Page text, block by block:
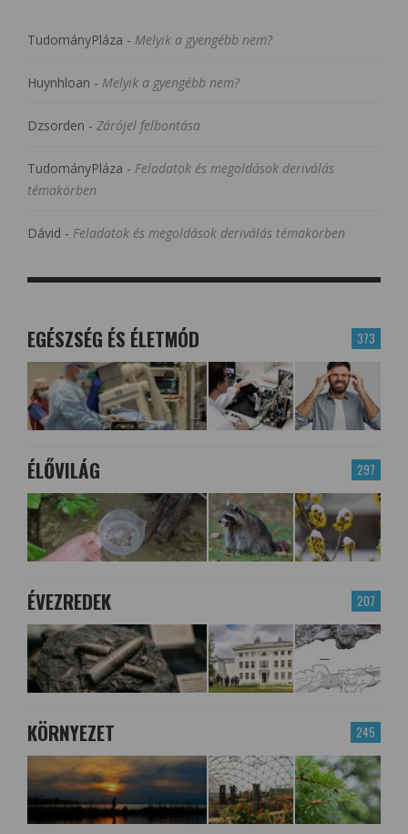
TudományPláza - Melyik a gyengébb nem?
Huynhloan - Melyik a gyengébb nem?
Dzsorden - Zárójel felbontása
TudományPláza - Feladatok és megoldások deriválás
témakörben
Dávid - Feladatok és megoldások deriválás témakörben
373
EGÉSZSÉG ÉS ÉLETMÓD
297
ÉLŐVILÁG
207
ÉVEZREDEK
245
KÖRNYEZET